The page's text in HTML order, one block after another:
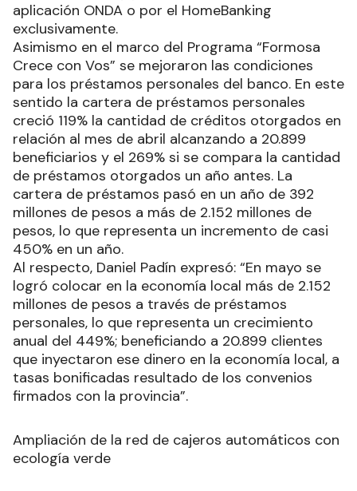
aplicación ONDA o por el HomeBanking
exclusivamente.
Asimismo en el marco del Programa “Formosa
Crece con Vos” se mejoraron las condiciones
para los préstamos personales del banco. En este
sentido la cartera de préstamos personales
creció 119% la cantidad de créditos otorgados en
relación al mes de abril alcanzando a 20.899
beneficiarios y el 269% si se compara la cantidad
de préstamos otorgados un año antes. La
cartera de préstamos pasó en un año de 392
millones de pesos a más de 2.152 millones de
pesos, lo que representa un incremento de casi
450% en un año.
Al respecto, Daniel Padín expresó: “En mayo se
logró colocar en la economía local más de 2.152
millones de pesos a través de préstamos
personales, lo que representa un crecimiento
anual del 449%; beneficiando a 20.899 clientes
que inyectaron ese dinero en la economía local, a
tasas bonificadas resultado de los convenios
firmados con la provincia”.
Ampliación de la red de cajeros automáticos con
ecología verde